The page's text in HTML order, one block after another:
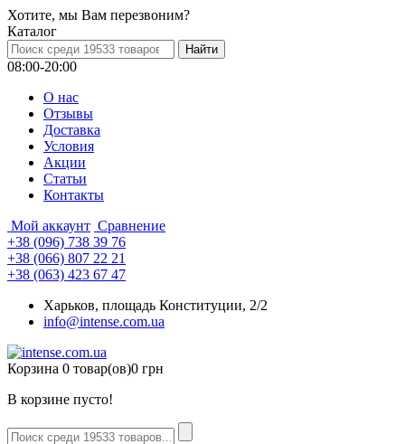
Хотите, мы Вам перезвоним?
Каталог
08:00-20:00
О нас
Отзывы
Доставка
Условия
Aкции
Статьи
Контакты
Мой аккаунт Сравнение
+38 (096) 738 39 76
+38 (066) 807 22 21
+38 (063) 423 67 47
Харьков, площадь Конституции, 2/2
info@intense.com.ua
Корзина 0 товар(ов)0 грн
В корзине пусто!